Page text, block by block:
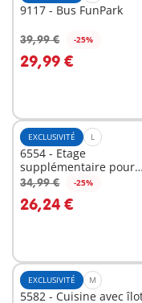
9117 - Bus FunPark
39,99 € -25%
29,99 €
Au panier
EXCLUSIVITÉ L
6554 - Etage
supplémentaire pour
Maison moderne
34,99 € -25%
26,24 €
Au panier
EXCLUSIVITÉ M
5582 - Cuisine avec